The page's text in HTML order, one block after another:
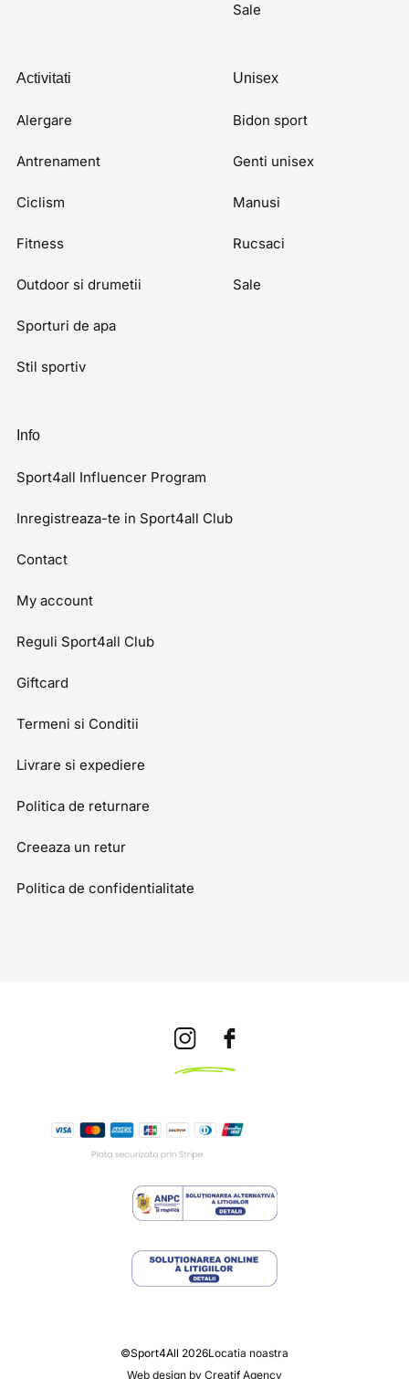
Sale
Activitati
Alergare
Antrenament
Ciclism
Fitness
Outdoor si drumetii
Sporturi de apa
Stil sportiv
Unisex
Bidon sport
Genti unisex
Manusi
Rucsaci
Sale
Info
Sport4all Influencer Program
Inregistreaza-te in Sport4all Club
Contact
My account
Reguli Sport4all Club
Giftcard
Termeni si Conditii
Livrare si expediere
Politica de returnare
Creeaza un retur
Politica de confidentialitate
©Sport4All 2026Locatia noastra
Web design by Creatif Agency